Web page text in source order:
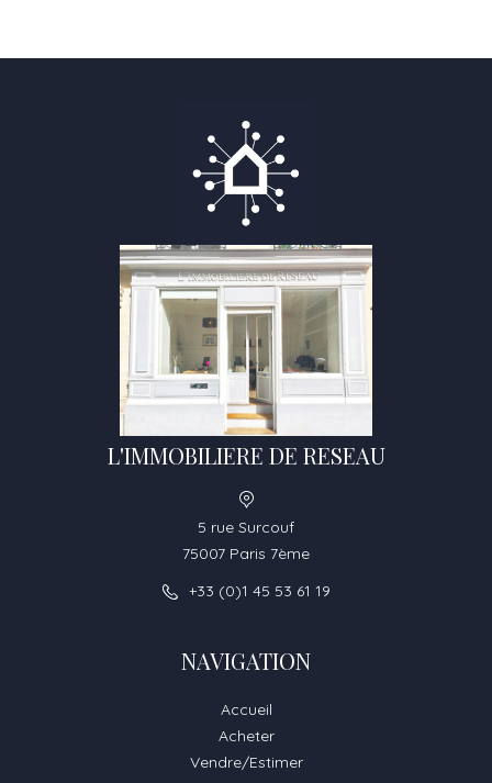
L'IMMOBILIERE DE RESEAU
5 rue Surcouf
75007 Paris 7ème
+33 (0)1 45 53 61 19
NAVIGATION
Accueil
Acheter
Vendre/Estimer